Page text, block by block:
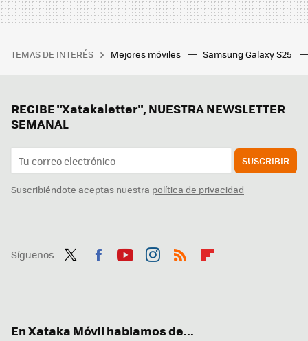
TEMAS DE INTERÉS Mejores móviles Samsung Galaxy S25
RECIBE "Xatakaletter", NUESTRA NEWSLETTER
SEMANAL
SUSCRIBIR
Suscribiéndote aceptas nuestra política de privacidad
Síguenos
En Xataka Móvil hablamos de...